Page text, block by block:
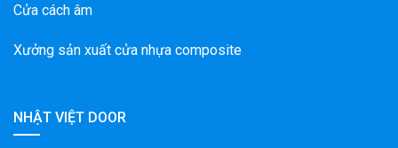
Cửa cách âm
Xưởng sản xuất cửa nhựa composite
NHẬT VIỆT DOOR